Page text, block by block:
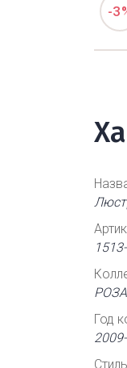
-
РОЗА
Год